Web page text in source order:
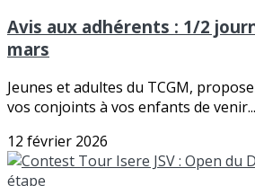
Avis aux adhérents : 1/2
mars
Jeunes et adultes du TCGM,
vos conjoints à vos enfants de venir...
12 février 2026